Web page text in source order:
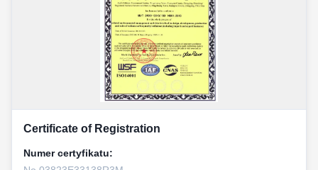
Certificate of Registration
Numer certyfikatu: